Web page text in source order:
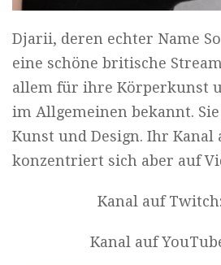
Djarii, deren echter Name
eine schöne britische
allem für ihre Körperkunst
im Allgemeinen bekannt.
Kunst und Design. Ihr Kanal
konzentriert sich aber auf
Kanal auf Twitch:
Kanal auf